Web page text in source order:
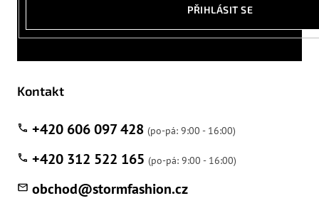
PŘIHLÁSIT SE
Kontakt
obchod@stormfashion.cz
+420 606 097 428
+420 312 522 165